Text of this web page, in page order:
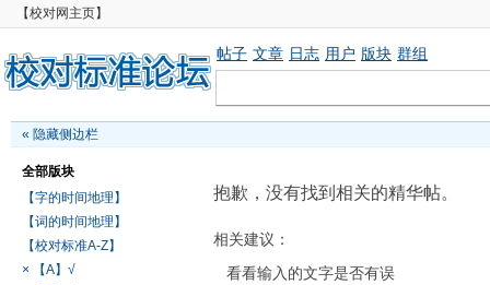
【校对网主页】
帖子 文章 日志 用户 版块 群组
« 隐藏侧边栏
全部版块
【字的时间地理】
【词的时间地理】
【校对标准A-Z】
× 【A】√
抱歉，没有找到相关的精华帖。
相关建议：
看看输入的文字是否有误